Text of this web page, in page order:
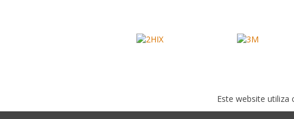
Este website utiliza